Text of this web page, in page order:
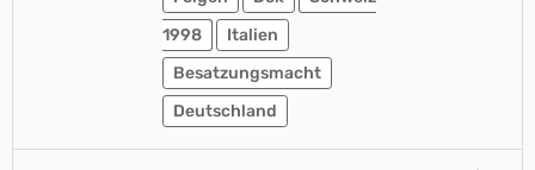
1998
Italien
Besatzungsmacht
Deutschland